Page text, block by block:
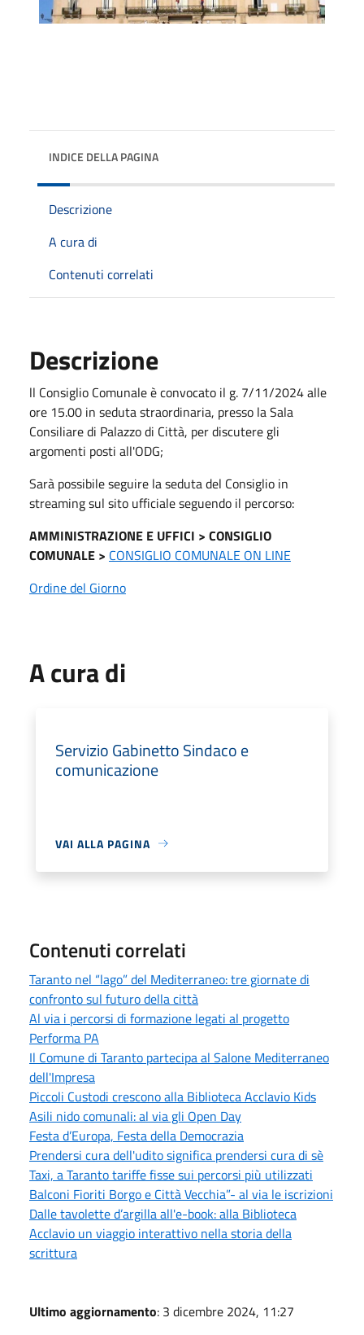
INDICE DELLA PAGINA
Descrizione
A cura di
Contenuti correlati
Descrizione
ll Consiglio Comunale è convocato il g. 7/11/2024 alle
ore 15.00 in seduta straordinaria, presso la Sala
Consiliare di Palazzo di Città, per discutere gli
argomenti posti all'ODG;
Sarà possibile seguire la seduta del Consiglio in
streaming sul sito ufficiale seguendo il percorso:
AMMINISTRAZIONE E UFFICI > CONSIGLIO
COMUNALE > CONSIGLIO COMUNALE ON LINE
Ordine del Giorno
A cura di
Servizio Gabinetto Sindaco e
comunicazione
VAI ALLA PAGINA
Contenuti correlati
Taranto nel “lago” del Mediterraneo: tre giornate di
confronto sul futuro della città
Al via i percorsi di formazione legati al progetto
Performa PA
Il Comune di Taranto partecipa al Salone Mediterraneo
dell'Impresa
Piccoli Custodi crescono alla Biblioteca Acclavio Kids
Asili nido comunali: al via gli Open Day
Festa d’Europa, Festa della Democrazia
Prendersi cura dell'udito significa prendersi cura di sè
Taxi, a Taranto tariffe fisse sui percorsi più utilizzati
Balconi Fioriti Borgo e Città Vecchia”- al via le iscrizioni
Dalle tavolette d’argilla all'e-book: alla Biblioteca
Acclavio un viaggio interattivo nella storia della
scrittura
Ultimo aggiornamento: 3 dicembre 2024, 11:27